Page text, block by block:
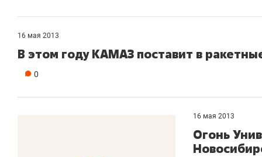
16 мая 2013
В этом году КАМАЗ поставит в
0
16 мая 2013
Огонь